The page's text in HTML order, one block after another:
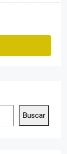
Buscar